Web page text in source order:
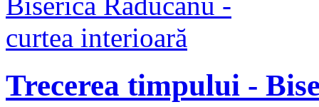
Trecerea timpului -